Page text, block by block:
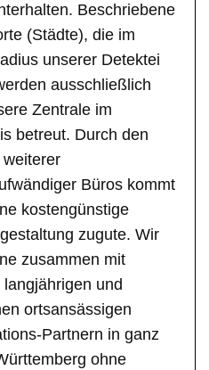
Beschriebene
(Städte), die im
unserer Detektei
ausschließlich
Zentrale im
betreut. Durch den
Büros kommt
kostengünstige
zugute. Wir
zusammen mit
langjährigen und
ortsansässigen
Partnern in ganz
ohne